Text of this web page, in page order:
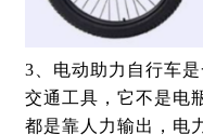
3、 电动助力自行车
交通工具，它不是电
都是靠人力输出，电